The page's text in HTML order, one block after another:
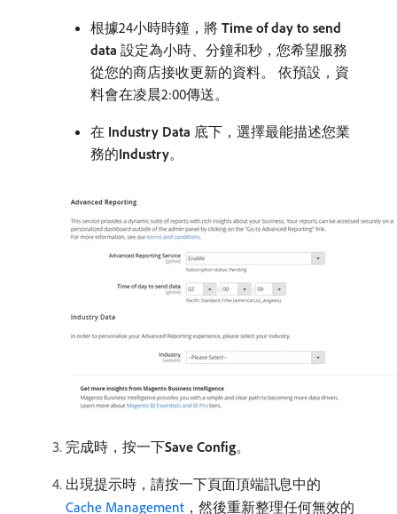
根據24小時時鐘，將​ Time of day to send
data ​設定為小時、分鐘和秒，您希望服務
從您的商店接收更新的資料。 依預設，資
料會在凌晨2:00傳送。
在​ Industry Data ​底下，選擇最能描述您業
務的​Industry。
完成時，按一下​Save Config。
出現提示時，請按一下頁面頂端訊息中的​
Cache Management ，然後重新整理任何無效的